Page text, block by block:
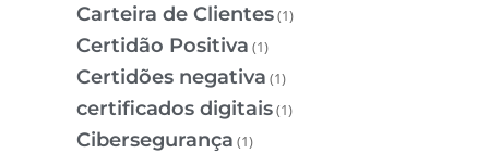
Carteira de Clientes(1)
Certidão Positiva (1)
Certidões negativa (1)
certificados digitais(1)
Cibersegurança (1)